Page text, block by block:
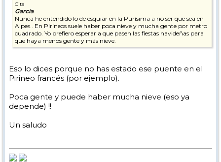
Cita
García
Nunca he entendido lo de esquiar en la Purísima a no ser que sea en
Alpes.. En Pirineos suele haber poca nieve y mucha gente por metro
cuadrado. Yo prefiero esperar a que pasen las fiestas navideñas para
que haya menos gente y más nieve.
Eso lo dices porque no has estado ese puente en el
Pirineo francés (por ejemplo).
Poca gente y puede haber mucha nieve (eso ya
depende) !!
Un saludo